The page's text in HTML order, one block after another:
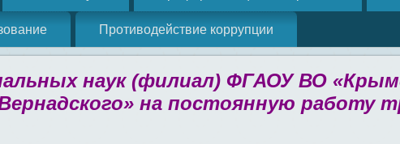
Противодействие коррупции
наук (филиал) ФГАОУ ВО
на постоянную работу